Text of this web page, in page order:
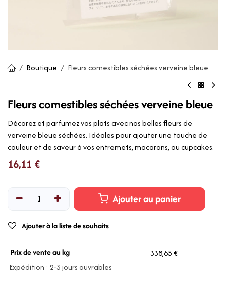
Boutique Fleurs comestibles séchées verveine bleue
Fleurs comestibles séchées verveine bleue
Décorez et parfumez vos plats avec nos belles fleurs de
verveine bleue séchées. Idéales pour ajouter une touche de
couleur et de saveur à vos entremets, macarons, ou cupcakes.
16,11 €
Ajouter au panier
Ajouter à la liste de souhaits
Prix de vente au kg
338,65 €
Expédition : 2-3 jours ouvrables